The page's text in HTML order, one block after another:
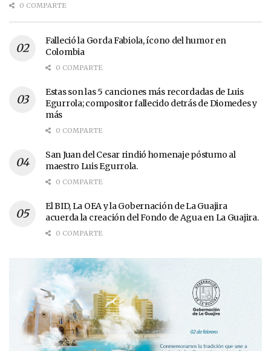
0 COMPARTE
Falleció la Gorda Fabiola, ícono del humor en
Colombia
0 COMPARTE
Estas son las 5 canciones más recordadas de Luis
Egurrola; compositor fallecido detrás de Diomedes y
más
0 COMPARTE
San Juan del Cesar rindió homenaje póstumo al
maestro Luis Egurrola.
0 COMPARTE
El BID, La OEA y la Gobernación de La Guajira
acuerda la creación del Fondo de Agua en La Guajira.
0 COMPARTE